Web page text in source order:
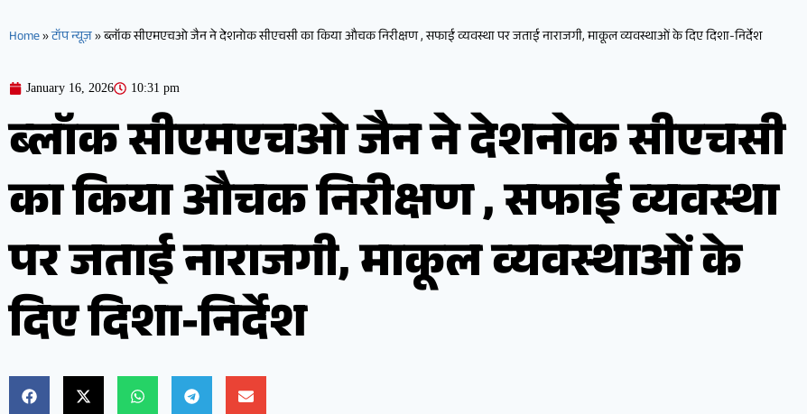
Home»टॉप न्यूज़»ब्लॉक सीएमएचओ जैन ने देशनोक सीएचसी का किया औचक निरीक्षण , सफाई व्यवस्था पर जताई नाराजगी, माकूल व्यवस्थाओं के दिए दिशा-निर्देश
January 16, 2026 10:31 pm
ब्लॉक सीएमएचओ जैन ने देशनोक सीएचसी
का किया औचक निरीक्षण , सफाई व्यवस्था
पर जताई नाराजगी, माकूल व्यवस्थाओं के
दिए दिशा-निर्देश